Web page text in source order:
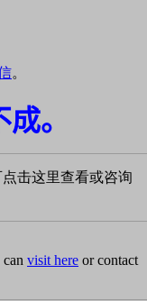
。
。
击这里查看或咨询
visit here or contact